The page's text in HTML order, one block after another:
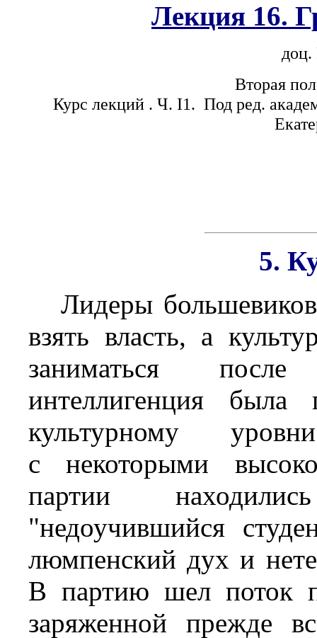
Лекция 16.
Вторая
Курс лекций . Ч. I1. Под ред.
5.
Лидеры большевиков
взять власть, а
заниматься после
интеллигенция была
культурному
с некоторыми
партии
"недоучившийся
люмпенский дух и
В партию шел поток
заряженной прежде